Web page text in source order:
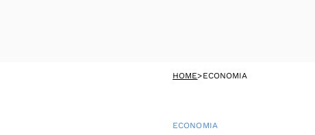
HOME>ECONOMIA
ECONOMIA